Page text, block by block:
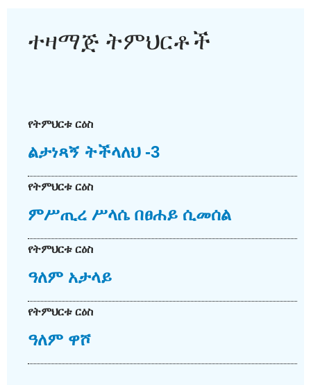
ተዛማጅ ትምህርቶች
የትምህርቱ ርዕስ
ልታነጻኝ ትችላለህ -3
የትምህርቱ ርዕስ
ምሥጢረ ሥላሴ በፀሐይ ሲመሰል
የትምህርቱ ርዕስ
ዓለም አታላይ
የትምህርቱ ርዕስ
ዓለም ዋሾ